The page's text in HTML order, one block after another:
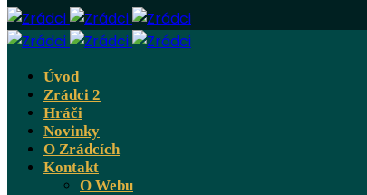
Úvod
Zrádci 2
Hráči
Novinky
O Zrádcích
Kontakt
O Webu